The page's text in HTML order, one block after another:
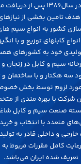
اين كارخانه در سال1386 پس
تامين بخشي از
كشور به انواع سيم
كابلهاي توزيع و با
خود به كشورهاي
سيم و كابل در زنجان
سه هكتار و با ساختمان
لزوم توسط بخش
شركت با بهره مندي از
صنعت سيم و كابل
متعدد با انتخاب و
و داخلي قادر به
كامل مقررات مربوط به
تعريف شده ايران مي‌باشد.